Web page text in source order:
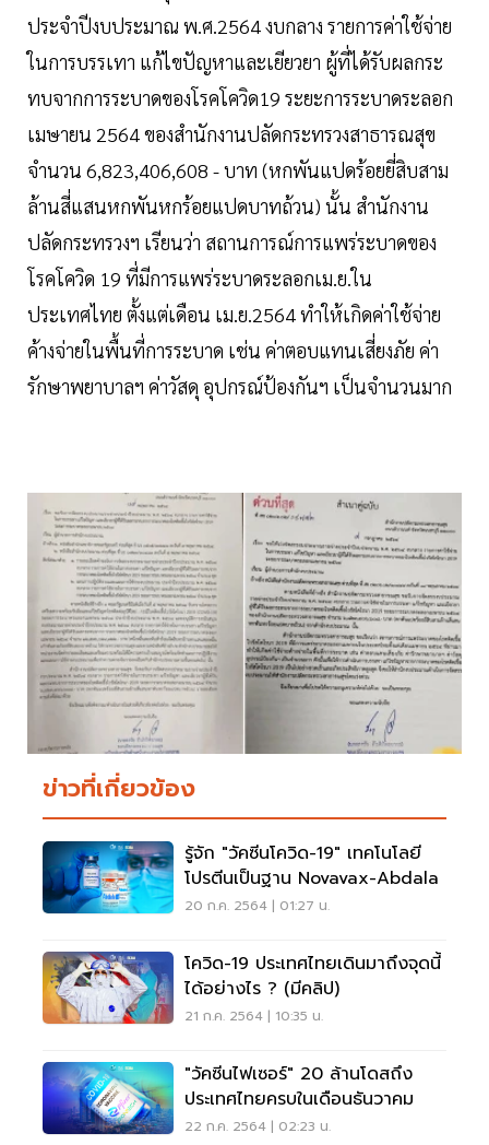
ประจำปีงบประมาณ พ.ศ.2564 งบกลาง รายการค่าใช้จ่าย
ในการบรรเทา แก้ไขปัญหาและเยียวยา ผู้ที่ได้รับผลกระ
ทบจากการระบาดของโรคโควิด19 ระยะการระบาดระลอก
เมษายน 2564 ของสำนักงานปลัดกระทรวงสาธารณสุข
จำนวน 6,823,406,608 - บาท (หกพันแปดร้อยยี่สิบสาม
ล้านสี่แสนหกพันหกร้อยแปดบาทถ้วน) นั้น สำนักงาน
ปลัดกระทรวงฯ เรียนว่า สถานการณ์การแพร่ระบาดของ
โรคโควิด 19 ที่มีการแพร่ระบาดระลอกเม.ย.ใน
ประเทศไทย ตั้งแต่เดือน เม.ย.2564 ทำให้เกิดค่าใช้จ่าย
ค้างจ่ายในพื้นที่การระบาด เช่น ค่าตอบแทนเสี่ยงภัย ค่า
รักษาพยาบาลฯ ค่าวัสดุ อุปกรณ์ป้องกันฯ เป็นจำนวนมาก
ข่าวที่เกี่ยวข้อง
รู้จัก "วัคซีนโควิด-19" เทคโนโลยี
โปรตีนเป็นฐาน Novavax-Abdala
20 ก.ค. 2564 | 01:27 น.
โควิด-19 ประเทศไทยเดินมาถึงจุดนี้
ได้อย่างไร ? (มีคลิป)
21 ก.ค. 2564 | 10:35 น.
"วัคซีนไฟเซอร์" 20 ล้านโดสถึง
ประเทศไทยครบในเดือนธันวาคม
22 ก.ค. 2564 | 02:23 น.